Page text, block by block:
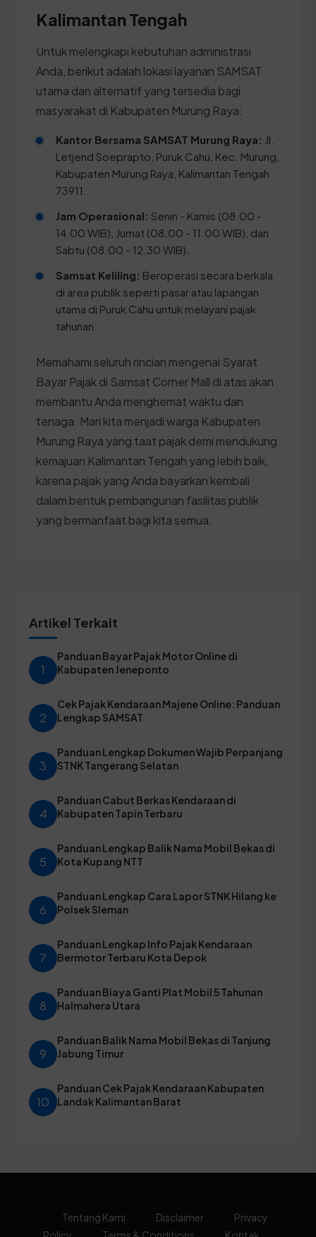
Kalimantan Tengah
Untuk melengkapi kebutuhan administrasi
Anda, berikut adalah lokasi layanan SAMSAT
utama dan alternatif yang tersedia bagi
masyarakat di Kabupaten Murung Raya:
Kantor Bersama SAMSAT Murung Raya: Jl.
Letjend Soeprapto, Puruk Cahu, Kec. Murung,
Kabupaten Murung Raya, Kalimantan Tengah
73911.
Jam Operasional: Senin - Kamis (08.00 -
14.00 WIB), Jumat (08.00 - 11.00 WIB), dan
Sabtu (08.00 - 12.30 WIB).
Samsat Keliling: Beroperasi secara berkala
di area publik seperti pasar atau lapangan
utama di Puruk Cahu untuk melayani pajak
tahunan.
Memahami seluruh rincian mengenai Syarat
Bayar Pajak di Samsat Corner Mall di atas akan
membantu Anda menghemat waktu dan
tenaga. Mari kita menjadi warga Kabupaten
Murung Raya yang taat pajak demi mendukung
kemajuan Kalimantan Tengah yang lebih baik,
karena pajak yang Anda bayarkan kembali
dalam bentuk pembangunan fasilitas publik
yang bermanfaat bagi kita semua.
Artikel Terkait
1
Panduan Bayar Pajak Motor Online di
Kabupaten Jeneponto
2
Cek Pajak Kendaraan Majene Online: Panduan
Lengkap SAMSAT
3
Panduan Lengkap Dokumen Wajib Perpanjang
STNK Tangerang Selatan
4
Panduan Cabut Berkas Kendaraan di
Kabupaten Tapin Terbaru
5
Panduan Lengkap Balik Nama Mobil Bekas di
Kota Kupang NTT
6
Panduan Lengkap Cara Lapor STNK Hilang ke
Polsek Sleman
7
Panduan Lengkap Info Pajak Kendaraan
Bermotor Terbaru Kota Depok
8
Panduan Biaya Ganti Plat Mobil 5 Tahunan
Halmahera Utara
9
Panduan Balik Nama Mobil Bekas di Tanjung
Jabung Timur
10
Panduan Cek Pajak Kendaraan Kabupaten
Landak Kalimantan Barat
Tentang Kami Disclaimer
Privacy